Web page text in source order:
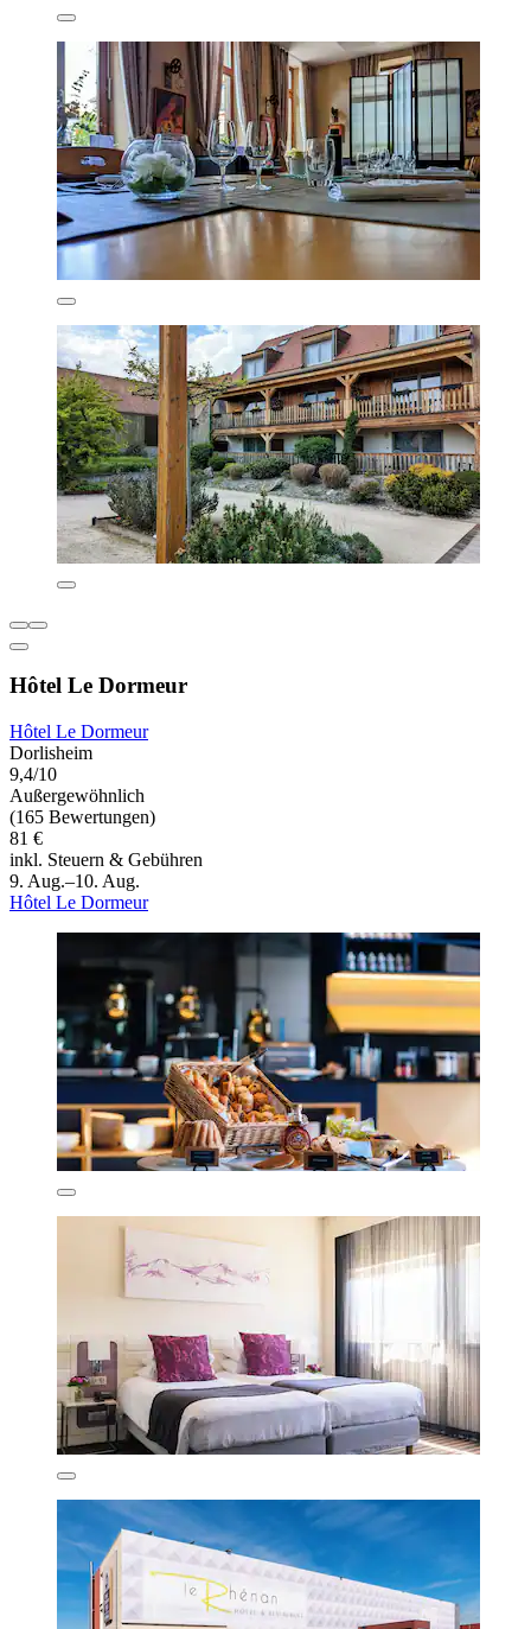
Hôtel Le Dormeur
Hôtel Le Dormeur
Dorlisheim
9,4/10
Außergewöhnlich
(165 Bewertungen)
81 €
inkl. Steuern & Gebühren
9. Aug.–10. Aug.
Hôtel Le Dormeur